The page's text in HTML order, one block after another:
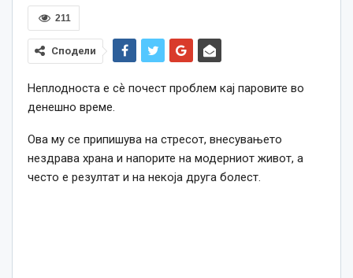
211
Сподели
Неплодноста е сѐ почест проблем кај паровите во
денешно време.
Ова му се припишува на стресот, внесувањето
нездрава храна и напорите на модерниот живот, а
често е резултат и на некоја друга болест.